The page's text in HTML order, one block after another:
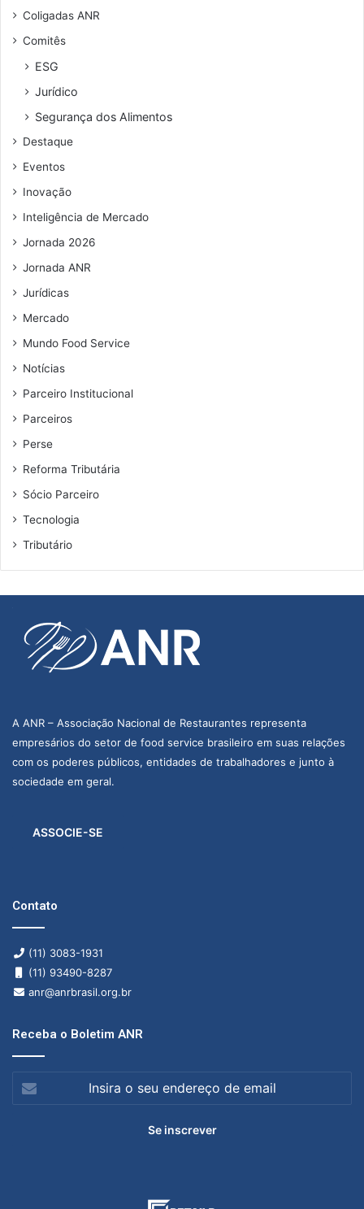
n
e
e
e
a
i
Coligadas ANR
Comitês
ESG
Jurídico
Segurança dos Alimentos
Destaque
Eventos
Inovação
Inteligência de Mercado
Jornada 2026
Jornada ANR
Jurídicas
Mercado
Mundo Food Service
Notícias
Parceiro Institucional
Parceiros
Perse
Reforma Tributária
Sócio Parceiro
Tecnologia
Tributário
A ANR – Associação Nacional de Restaurantes representa
empresários do setor de food service brasileiro em suas relações
com os poderes públicos, entidades de trabalhadores e junto à
sociedade em geral.
ASSOCIE-SE
Contato
(11) 3083-1931
(11) 93490-8287
anr@anrbrasil.org.br
Receba o Boletim ANR